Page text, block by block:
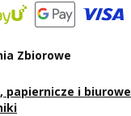
Zbiorowe
papiernicze i biurowe